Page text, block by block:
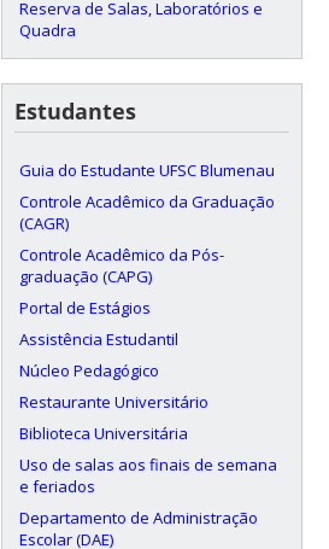
Reserva de Salas, Laboratórios e
Quadra
Estudantes
Guia do Estudante UFSC Blumenau
Controle Acadêmico da Graduação
(CAGR)
Controle Acadêmico da Pós-
graduação (CAPG)
Portal de Estágios
Assistência Estudantil
Núcleo Pedagógico
Restaurante Universitário
Biblioteca Universitária
Uso de salas aos finais de semana
e feriados
Departamento de Administração
Escolar (DAE)